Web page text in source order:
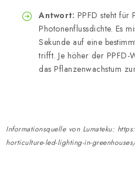
Antwort: PPFD steht für
Photonenflussdichte. Es
Sekunde auf eine
trifft. Je höher der PPFD-
das Pflanzenwachstum
Informationsquelle von Lumateku:
horticulture-led-lighting-in-